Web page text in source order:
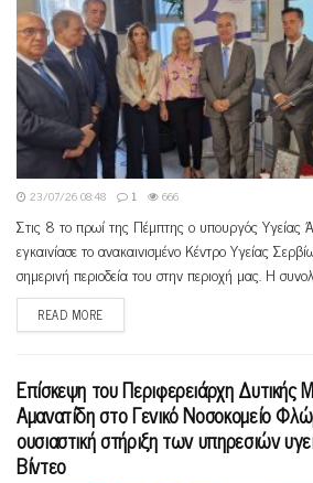
23/07/26 08:48 1 666
Στις 8 το πρωί της Πέμπτης ο υπουργός Υγείας
εγκαινίασε το ανακαινισμένο Κέντρο Υγείας
σημερινή περιοδεία του στην περιοχή μας. Η
READ MORE
Επίσκεψη του Περιφερειάρχη Δυτικής
Αμανατίδη στο Γενικό Νοσοκομείο
ουσιαστική στήριξη των υπηρεσιών
Βίντεο